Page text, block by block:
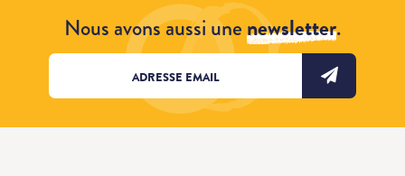
Nous avons aussi unenewsletter.